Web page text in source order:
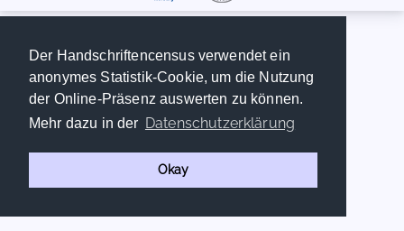
Der Handschriftencensus verwendet ein
anonymes Statistik-Cookie, um die Nutzung
der Online-Präsenz auswerten zu können.
Mehr dazu in der Datenschutzerklärung
Okay